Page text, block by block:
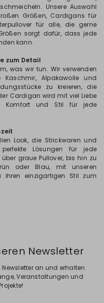
Unsere Auswahl
Größen, Cardigans für
für alle, die gerne
sorgt dafür, dass jede
kann.
zum Detail
was wir tun. Wir verwenden
Alpakawolle und
zu kreieren, die
Cardigan wird mit viel Liebe
Komfort und Stil für jede
Look, die Strickwaren und
Lösungen für jede
graue Pullover, bis hin zu
oder Blau, mit unseren
ihren einzigartigen Stil zum
Newsletter
an und erhalten
Veranstaltungen und